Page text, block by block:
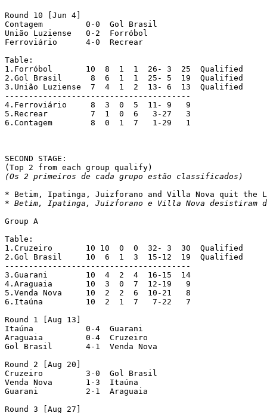
Round 10 [Jun 4]
Contagem 	 0-0  Gol Brasil
União Luziense 	 0-2  Forróbol
Ferroviário 	 4-0  Recrear
Table:
1.Forróbol 	 10  8  1  1  26- 3  25  Qualified
2.Gol Brasil 	  8  6  1  1  25- 5  19  Qualified
3.União Luziense  7  4  1  2  13- 6  13  Qualified
---------------------------------------
4.Ferroviário 	  8  3  0  5  11- 9   9
5.Recrear 	  7  1  0  6   3-27   3
6.Contagem 	  8  0  1  7   1-29   1
SECOND STAGE:
(Os 2 primeiros de cada grupo estão classificados)
* Betim, Ipatinga, Juizforano e Villa Nova desistiram
Group A
Table:
1.Cruzeiro	 10 10  0  0  32- 3  30	 Qualified
2.Gol Brasil	 10  6  1  3  15-12  19	 Qualified
---------------------------------------
3.Guarani	 10  4  2  4  16-15  14
4.Araguaia	 10  3  0  7  12-19   9
5.Venda Nova	 10  2  2  6  10-21   8
6.Itaúna	 10  2  1  7   7-22   7
Round 1 [Aug 13]
Itaúna 		 0-4  Guarani
Araguaia 	 0-4  Cruzeiro
Gol Brasil 	 4-1  Venda Nova
Round 2 [Aug 20]
Cruzeiro 	 3-0  Gol Brasil
Venda Nova 	 1-3  Itaúna
Guarani 	 2-1  Araguaia
Round 3 [Aug 27]